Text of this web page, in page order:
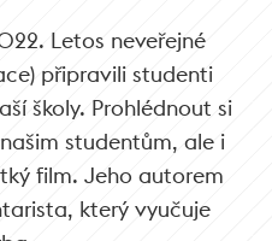
Letos neveřejné
připravili studenti
školy. Prohlédnout si
studentům, ale i
film. Jeho autorem
který vyučuje